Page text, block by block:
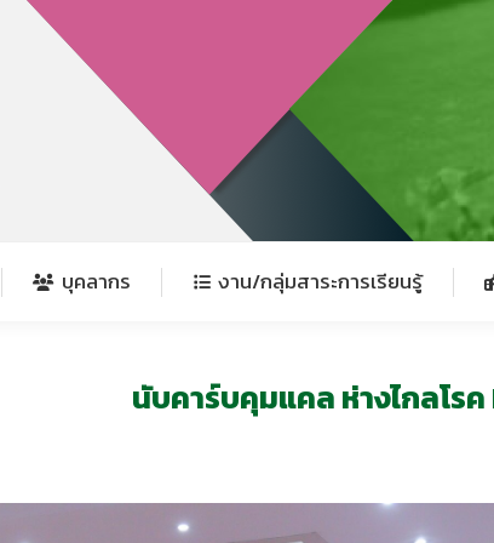
บุคลากร งาน/กลุ่มสาระการเรียนรู้
นับคาร์บคุมแคล ห่างไกลโรค
บุคลากร งาน/กลุ่มสาระการเรียนรู้